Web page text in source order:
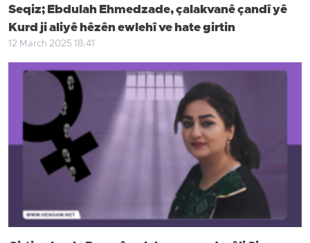
Seqiz; Ebdulah Ehmedzade, çalakvanê çandî yê
Kurd ji aliyê hêzên ewlehî ve hate girtin
12 March 2025 18:41